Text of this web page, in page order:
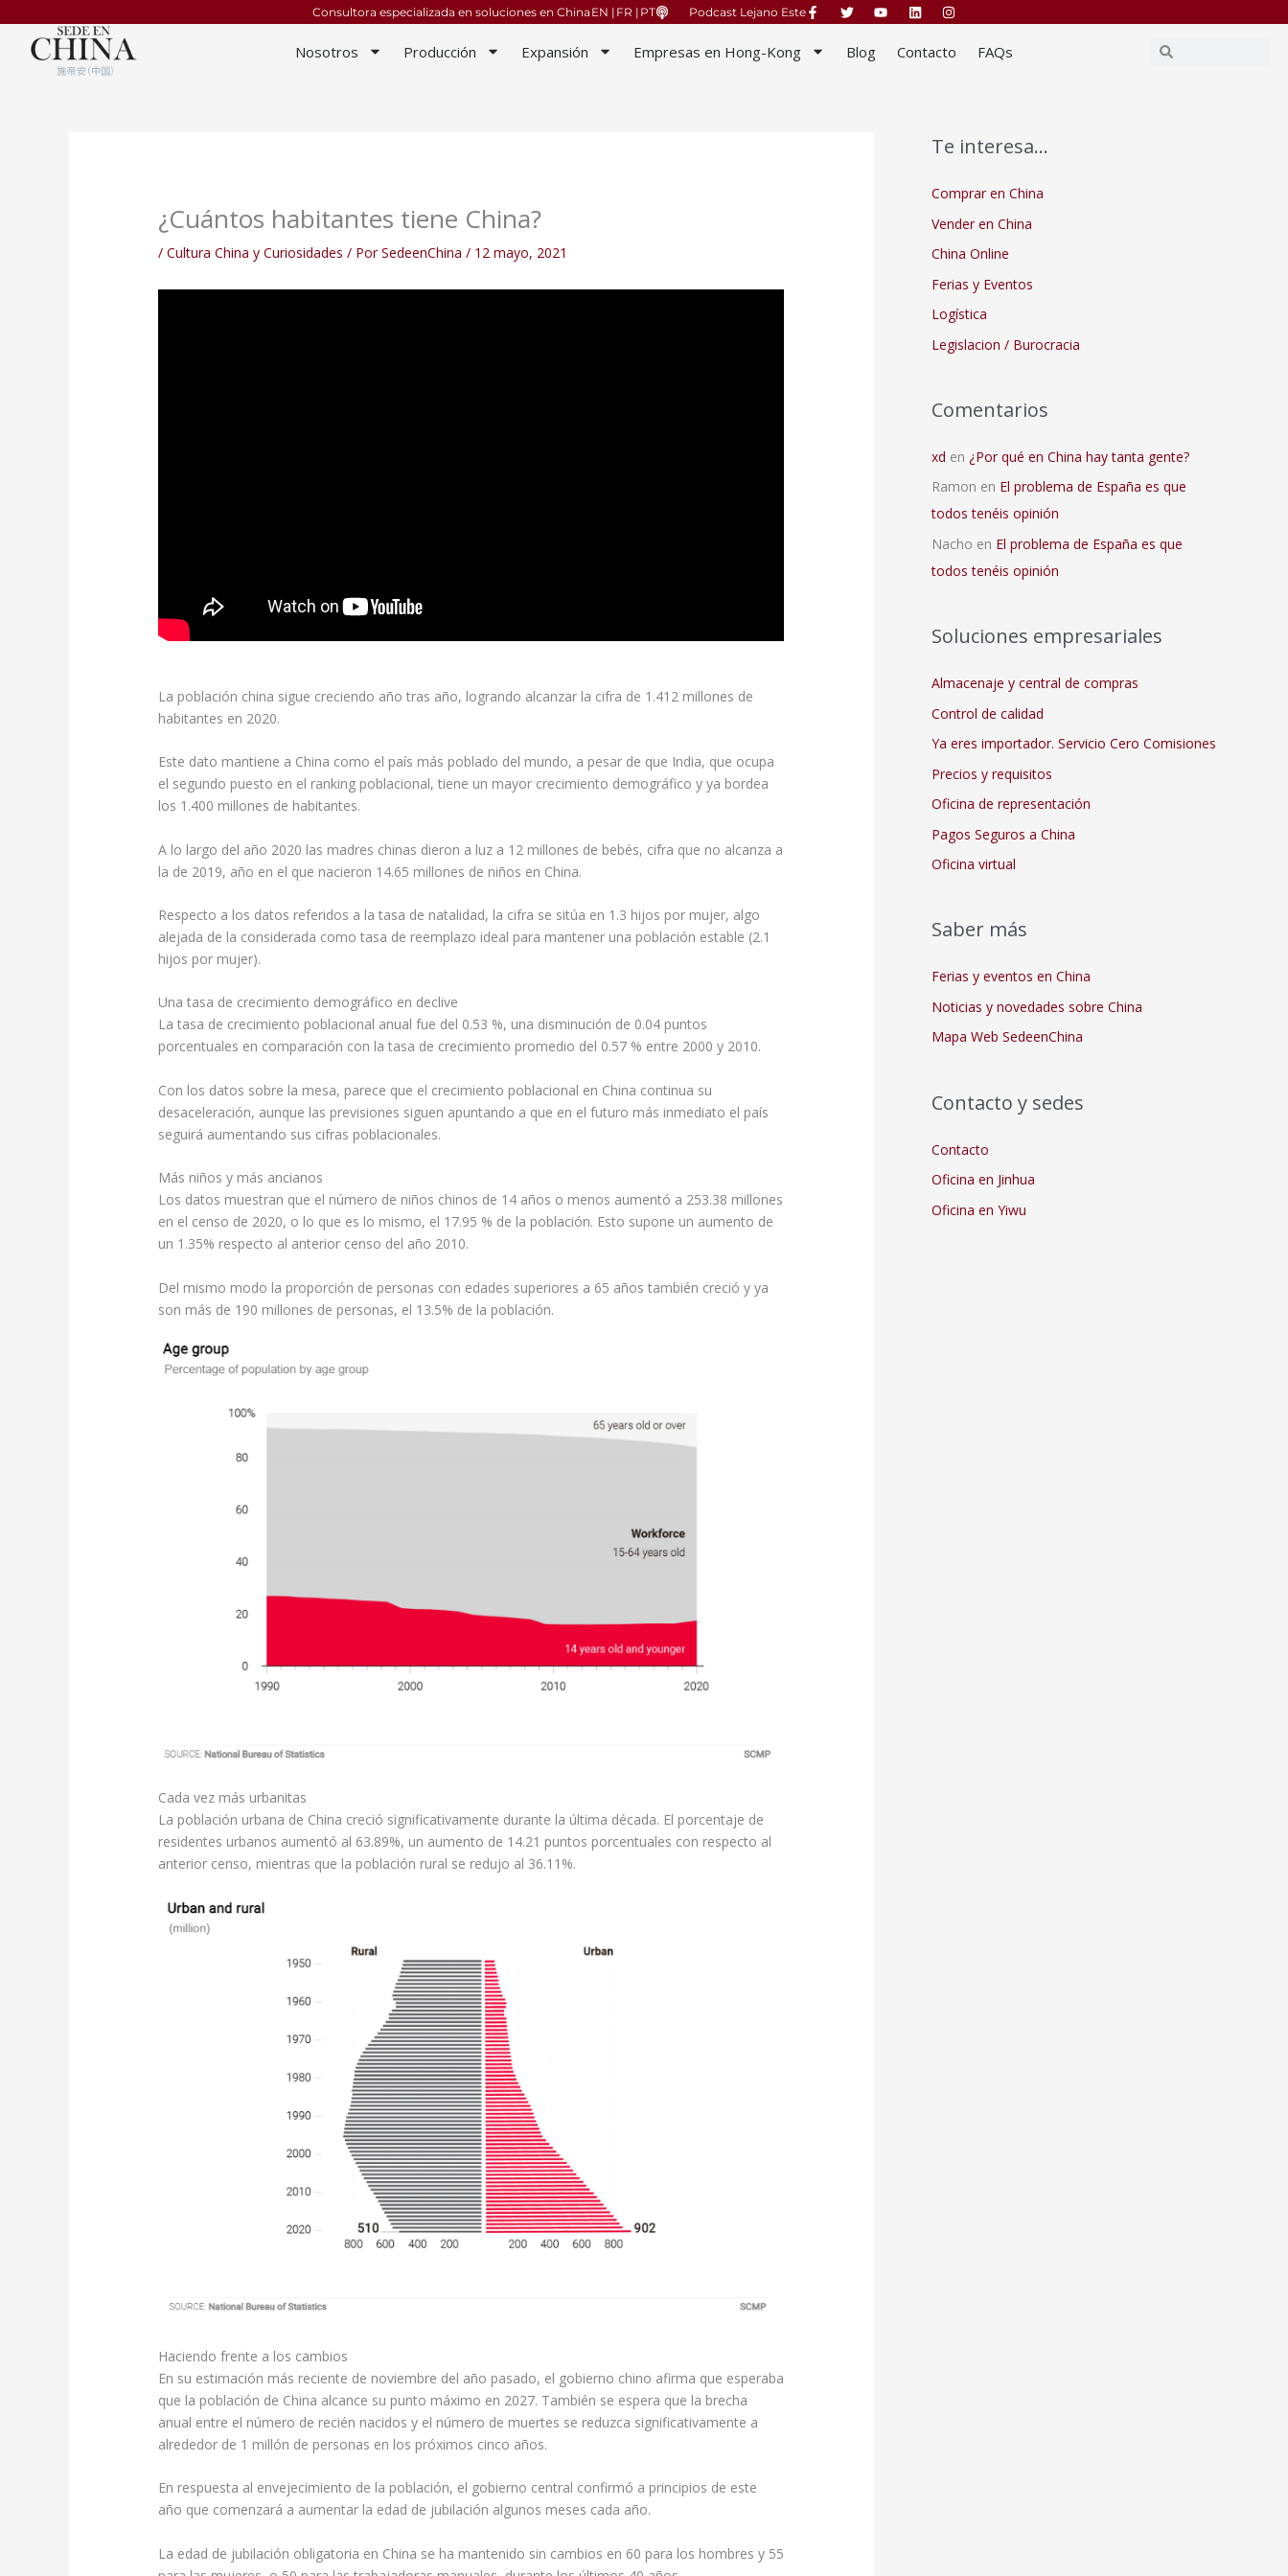
contenido
Consultora especializada en soluciones en China EN | FR | PT Podcast Lejano Este
Nosotros Producción Expansión Empresas en Hong-Kong Blog Contacto FAQs BuscarBuscar
¿Cuántos habitantes tiene China?
/Cultura China y Curiosidades / PorSedeenChina/ 12 mayo, 2021
La población china sigue creciendo año tras año, logrando alcanzar la cifra de 1.412 millones de
habitantes en 2020.
Este dato mantiene a China como el país más poblado del mundo, a pesar de que India, que ocupa
el segundo puesto en el ranking poblacional, tiene un mayor crecimiento demográfico y ya bordea
los 1.400 millones de habitantes.
A lo largo del año 2020 las madres chinas dieron a luz a 12 millones de bebés, cifra que no alcanza a
la de 2019, año en el que nacieron 14.65 millones de niños en China.
Respecto a los datos referidos a la tasa de natalidad, la cifra se sitúa en 1.3 hijos por mujer, algo
alejada de la considerada como tasa de reemplazo ideal para mantener una población estable (2.1
hijos por mujer).
Una tasa de crecimiento demográfico en declive
La tasa de crecimiento poblacional anual fue del 0.53 %, una disminución de 0.04 puntos
porcentuales en comparación con la tasa de crecimiento promedio del 0.57 % entre 2000 y 2010.
Con los datos sobre la mesa, parece que el crecimiento poblacional en China continua su
desaceleración, aunque las previsiones siguen apuntando a que en el futuro más inmediato el país
seguirá aumentando sus cifras poblacionales.
Más niños y más ancianos
Los datos muestran que el número de niños chinos de 14 años o menos aumentó a 253.38 millones
en el censo de 2020, o lo que es lo mismo, el 17.95 % de la población. Esto supone un aumento de
un 1.35% respecto al anterior censo del año 2010.
Del mismo modo la proporción de personas con edades superiores a 65 años también creció y ya
son más de 190 millones de personas, el 13.5% de la población.
Cada vez más urbanitas
La población urbana de China creció significativamente durante la última década. El porcentaje de
residentes urbanos aumentó al 63.89%, un aumento de 14.21 puntos porcentuales con respecto al
anterior censo, mientras que la población rural se redujo al 36.11%.
Haciendo frente a los cambios
En su estimación más reciente de noviembre del año pasado, el gobierno chino afirma que esperaba
que la población de China alcance su punto máximo en 2027. También se espera que la brecha
anual entre el número de recién nacidos y el número de muertes se reduzca significativamente a
alrededor de 1 millón de personas en los próximos cinco años.
En respuesta al envejecimiento de la población, el gobierno central confirmó a principios de este
año que comenzará a aumentar la edad de jubilación algunos meses cada año.
La edad de jubilación obligatoria en China se ha mantenido sin cambios en 60 para los hombres y 55
Te interesa…
Comprar en China
Vender en China
China Online
Ferias y Eventos
Logística
Legislacion / Burocracia
Comentarios
xd en ¿Por qué en China hay tanta gente?
Ramon en El problema de España es que
todos tenéis opinión
Nacho en El problema de España es que
todos tenéis opinión
Soluciones empresariales
Almacenaje y central de compras
Control de calidad
Ya eres importador. Servicio Cero Comisiones
Precios y requisitos
Oficina de representación
Pagos Seguros a China
Oficina virtual
Saber más
Ferias y eventos en China
Noticias y novedades sobre China
Mapa Web SedeenChina
Contacto y sedes
Contacto
Oficina en Jinhua
Oficina en Yiwu